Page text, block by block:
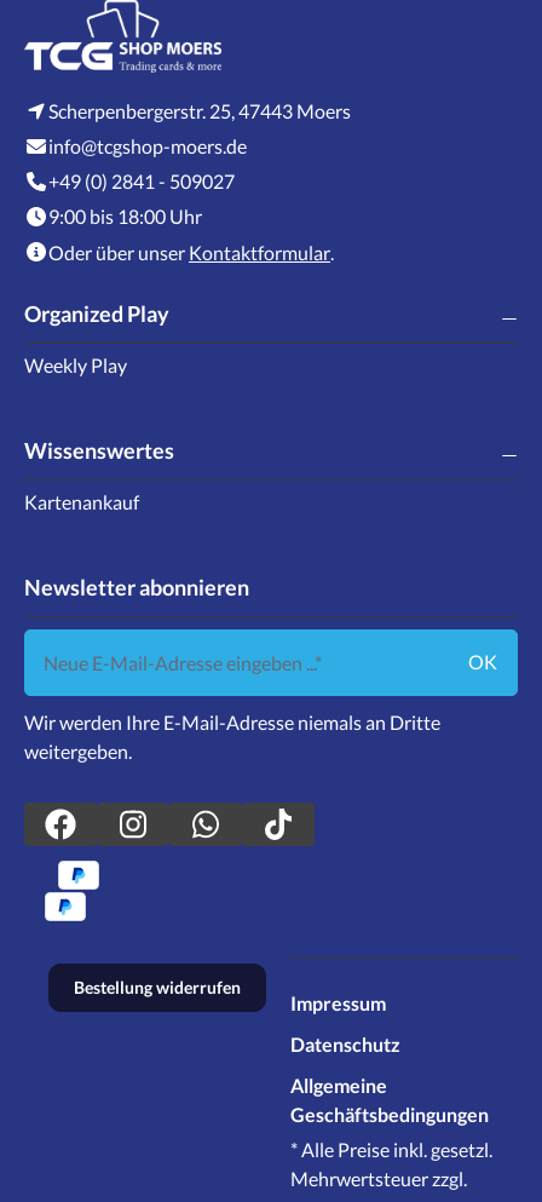
Scherpenbergerstr. 25, 47443 Moers
info@tcgshop-moers.de
+49 (0) 2841 - 509027
9:00 bis 18:00 Uhr
Oder über unser Kontaktformular
Organized Play
Weekly Play
Wissenswertes
Kartenankauf
Newsletter abonnieren
Neue E-Mail-Adresse eingeben ...
OK
Wir werden Ihre E-Mail-Adresse niemals an Dritte
weitergeben.
Bestellung widerrufen
Impressum
Datenschutz
Allgemeine
Geschäftsbedingungen
* Alle Preise inkl. gesetzl.
Mehrwertsteuer zzgl.